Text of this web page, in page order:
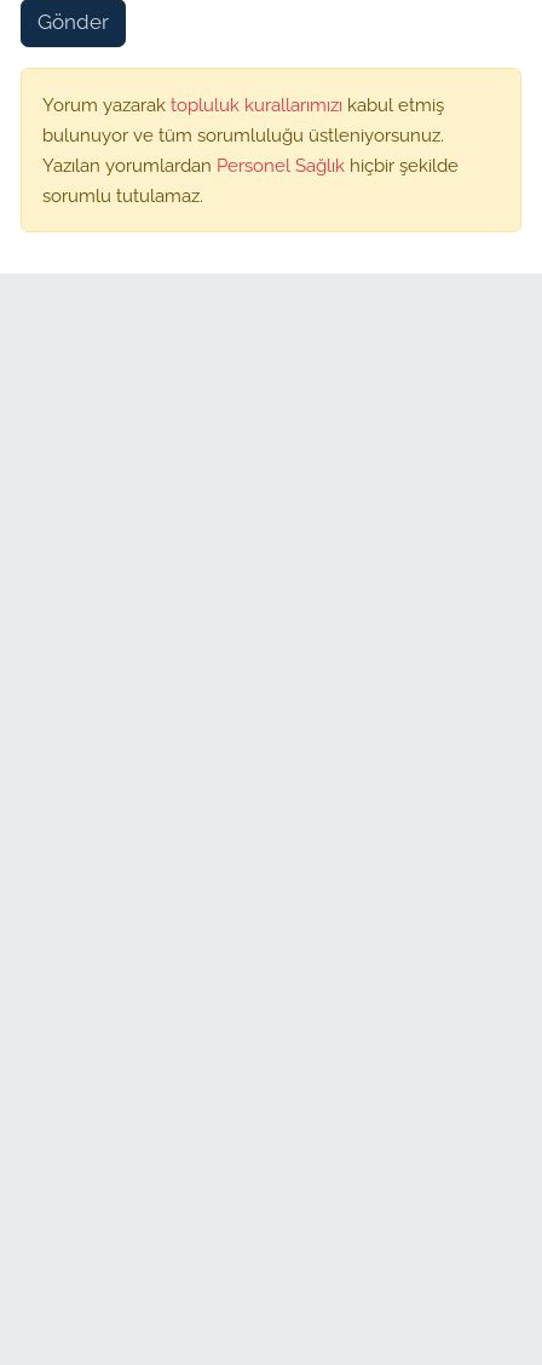
Gönder
Yorum yazarak topluluk kurallarımızı kabul etmiş
bulunuyor ve tüm sorumluluğu üstleniyorsunuz.
Yazılan yorumlardan Personel Sağlık hiçbir şekilde
sorumlu tutulamaz.